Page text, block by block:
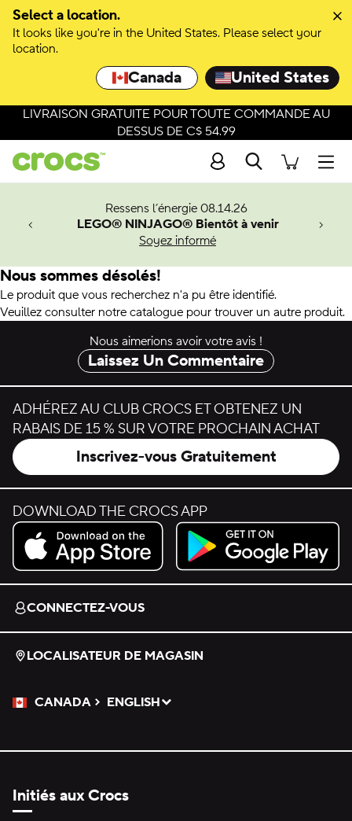
Select a location.
It looks like you're in the United States. Please select your
location.
Canada United States
LIVRAISON GRATUITE POUR TOUTE COMMANDE AU
DESSUS DE C$ 54.99
Recherche
Ressens l’énergie 08.14.26
LEGO® NINJAGO® Bientôt à venir
Soyez informé
Man.
Nous sommes désolés!
Le produit que vous recherchez n'a pu être identifié.
Veuillez consulter notre catalogue pour trouver un autre produit.
Nous aimerions avoir votre avis !
Laissez Un Commentaire
ADHÉREZ AU CLUB CROCS ET OBTENEZ UN
RABAIS DE 15 % SUR VOTRE PROCHAIN ACHAT
Inscrivez-vous Gratuitement
DOWNLOAD THE CROCS APP
Download on the App Store.
Get it on Google Play.
CONNECTEZ-VOUS
LOCALISATEUR DE MAGASIN
CANADA
Veuillez sélectionner une langue
ENGLISH
Sélectionné
Initiés aux Crocs